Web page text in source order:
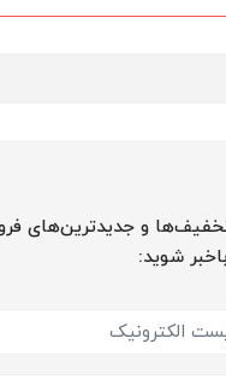
و جدیدترین‌های
شوید: